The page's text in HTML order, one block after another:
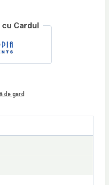
Cardul
de gard